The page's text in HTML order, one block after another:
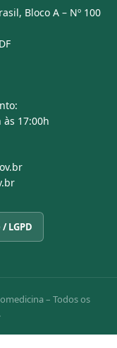
Bloco A – Nº 100
às 17:00h
LGPD
– Todos os